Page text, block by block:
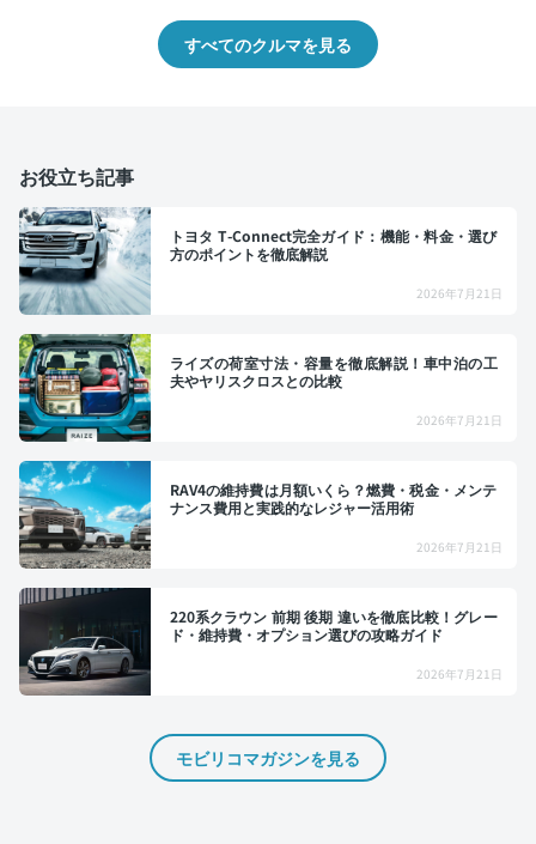
すべてのクルマを見る
お役立ち記事
トヨタ T-Connect完全ガイド：機能・料金・選び
方のポイントを徹底解説
2026年7月21日
ライズの荷室寸法・容量を徹底解説！車中泊の工
夫やヤリスクロスとの比較
2026年7月21日
RAV4の維持費は月額いくら？燃費・税金・メンテ
ナンス費用と実践的なレジャー活用術
2026年7月21日
220系クラウン 前期 後期 違いを徹底比較！グレー
ド・維持費・オプション選びの攻略ガイド
2026年7月21日
モビリコマガジンを見る